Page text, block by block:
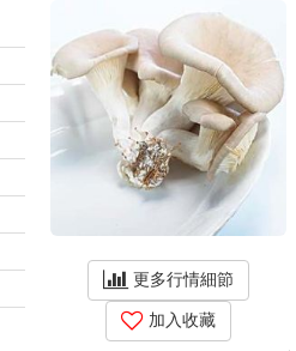
更多行情細節
加入收藏